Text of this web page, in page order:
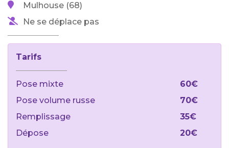
Mulhouse (68)
Ne se déplace pas
Tarifs
Pose mixte
60€
Pose volume russe
70€
Remplissage
35€
Dépose
20€